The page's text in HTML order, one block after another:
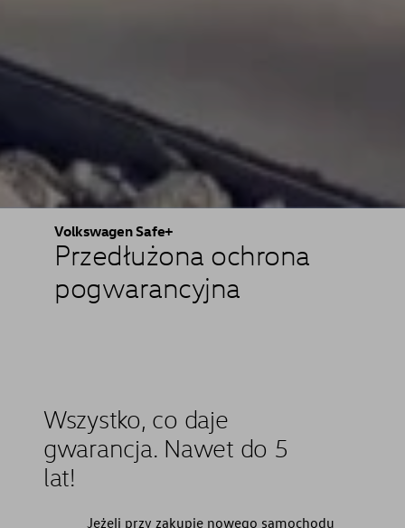
Volkswagen Safe+
Przedłużona ochrona
pogwarancyjna
Wszystko, co daje
gwarancja. Nawet do 5
lat!
Jeżeli przy zakupie nowego samochodu